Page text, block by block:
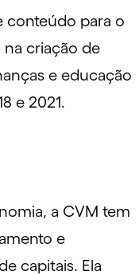
conteúdo para o
criação de
e educação
e 2021.
a CVM tem
e
capitais. Ela